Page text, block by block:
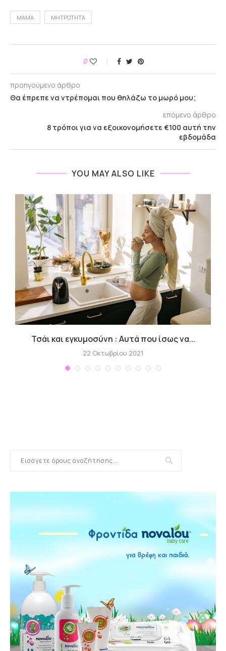
ΜΑΜΆ ΜΗΤΡΌΤΗΤΑ
0
προηγούμενο άρθρο
Θα έπρεπε να ντρέπομαι που θηλάζω το μωρό μου;
επόμενο άρθρο
8 τρόποι για να εξοικονομήσετε €100 αυτή την
εβδομάδα
YOU MAY ALSO LIKE
Τσάι και εγκυμοσύνη : Αυτά που ίσως να...
22 Οκτωβρίου 2021